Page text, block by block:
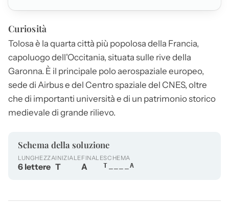
Curiosità
Tolosa è la quarta città più popolosa della Francia,
capoluogo dell'Occitania, situata sulle rive della
Garonna. È il principale polo aerospaziale europeo,
sede di Airbus e del Centro spaziale del CNES, oltre
che di importanti università e di un patrimonio storico
medievale di grande rilievo.
Schema della soluzione
LUNGHEZZA
6 lettere
INIZIALE
T
FINALE
A
SCHEMA
T____A